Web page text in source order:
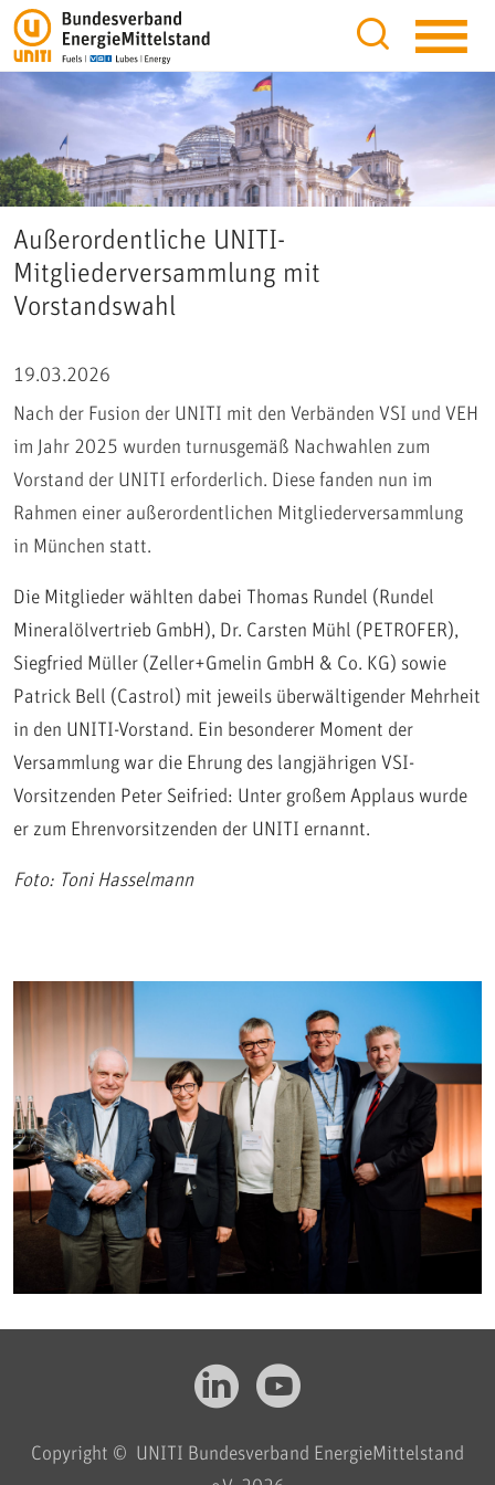
Außerordentliche UNITI-
Mitgliederversammlung mit
Vorstandswahl
19.03.2026
Nach der Fusion der UNITI mit den Verbänden VSI und VEH
im Jahr 2025 wurden turnusgemäß Nachwahlen zum
Vorstand der UNITI erforderlich. Diese fanden nun im
Rahmen einer außerordentlichen Mitgliederversammlung
in München statt.
Die Mitglieder wählten dabei Thomas Rundel (Rundel
Mineralölvertrieb GmbH), Dr. Carsten Mühl (PETROFER),
Siegfried Müller (Zeller+Gmelin GmbH & Co. KG) sowie
Patrick Bell (Castrol) mit jeweils überwältigender Mehrheit
in den UNITI-Vorstand. Ein besonderer Moment der
Versammlung war die Ehrung des langjährigen VSI-
Vorsitzenden Peter Seifried: Unter großem Applaus wurde
er zum Ehrenvorsitzenden der UNITI ernannt.
Foto: Toni Hasselmann
Copyright © UNITI Bundesverband EnergieMittelstand